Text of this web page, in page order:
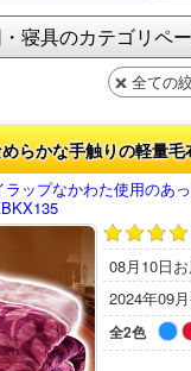
寝具のカテゴリペ
全ての
らかな手触りの軽量毛
ップなかわた使用のあ
08月10日
2024年09
全2色